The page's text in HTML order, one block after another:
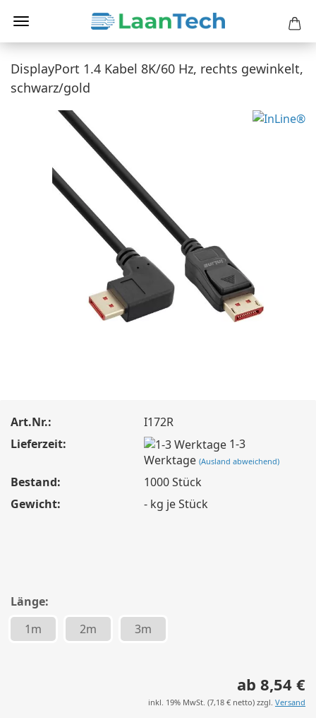
DisplayPort 1.4 Kabel 8K/60 Hz, rechts gewinkelt,
schwarz/gold
Art.Nr.:
I172R
Lieferzeit:
1-3
Werktage(Ausland abweichend)
Bestand: 1000Stück
Gewicht:
- kg je Stück
Länge:
1m
2m 3m
ab 8,54 €
inkl. 19% MwSt. (7,18 € netto) zzgl. Versand